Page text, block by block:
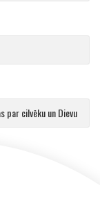
par cilvēku un Dievu